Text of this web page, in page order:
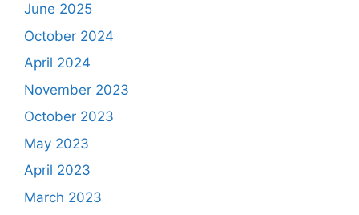
June 2025
October 2024
April 2024
November 2023
October 2023
May 2023
April 2023
March 2023